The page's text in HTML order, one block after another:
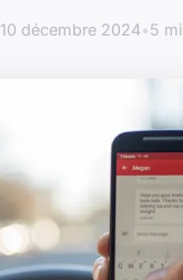
10 décembre 2024•5